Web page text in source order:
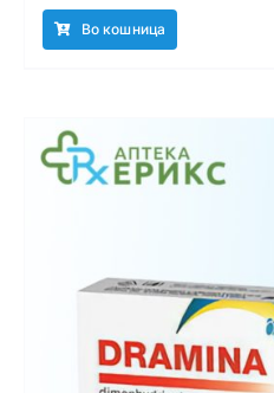
Во кошница